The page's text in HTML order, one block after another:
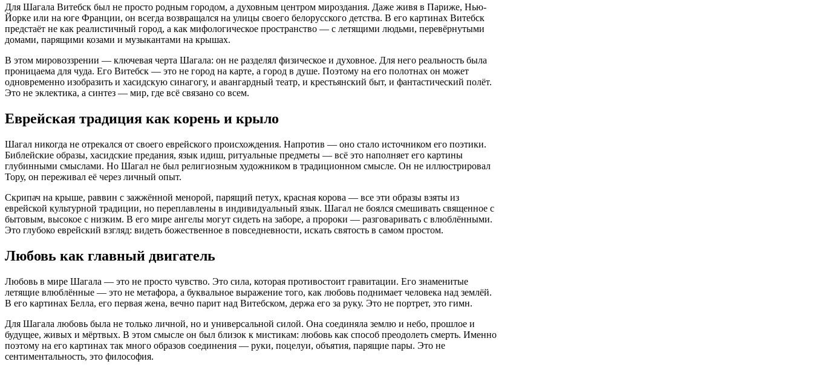
Для Шагала Витебск был не просто родным городом, а духовным центром мироздания. Даже живя в Париже, Нью-
Йорке или на юге Франции, он всегда возвращался на улицы своего белорусского детства. В его картинах Витебск
предстаёт не как реалистичный город, а как мифологическое пространство — с летящими людьми, перевёрнутыми
домами, парящими козами и музыкантами на крышах.
В этом мировоззрении — ключевая черта Шагала: он не разделял физическое и духовное. Для него реальность была
проницаема для чуда. Его Витебск — это не город на карте, а город в душе. Поэтому на его полотнах он может
одновременно изобразить и хасидскую синагогу, и авангардный театр, и крестьянский быт, и фантастический полёт.
Это не эклектика, а синтез — мир, где всё связано со всем.
Еврейская традиция как корень и крыло
Шагал никогда не отрекался от своего еврейского происхождения. Напротив — оно стало источником его поэтики.
Библейские образы, хасидские предания, язык идиш, ритуальные предметы — всё это наполняет его картины
глубинными смыслами. Но Шагал не был религиозным художником в традиционном смысле. Он не иллюстрировал
Тору, он переживал её через личный опыт.
Скрипач на крыше, раввин с зажжённой менорой, парящий петух, красная корова — все эти образы взяты из
еврейской культурной традиции, но переплавлены в индивидуальный язык. Шагал не боялся смешивать священное с
бытовым, высокое с низким. В его мире ангелы могут сидеть на заборе, а пророки — разговаривать с влюблёнными.
Это глубоко еврейский взгляд: видеть божественное в повседневности, искать святость в самом простом.
Любовь как главный двигатель
Любовь в мире Шагала — это не просто чувство. Это сила, которая противостоит гравитации. Его знаменитые
летящие влюблённые — это не метафора, а буквальное выражение того, как любовь поднимает человека над землёй.
В его картинах Белла, его первая жена, вечно парит над Витебском, держа его за руку. Это не портрет, это гимн.
Для Шагала любовь была не только личной, но и универсальной силой. Она соединяла землю и небо, прошлое и
будущее, живых и мёртвых. В этом смысле он был близок к мистикам: любовь как способ преодолеть смерть. Именно
поэтому на его картинах так много образов соединения — руки, поцелуи, объятия, парящие пары. Это не
сентиментальность, это философия.